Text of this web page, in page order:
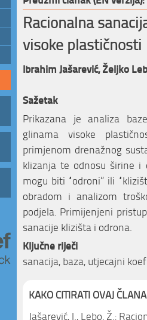
Racionalna
visoke plastičnosti
Ibrahim Jašarević,Željko
Sažetak
Prikazana je analiza
glinama visoke
primjenom drenažnog
klizanja te odnosu širine i
mogu biti “odroni” ili
obradom i analizom
podjela. Primijenjeni
sanacije klizišta i odrona.
Ključne riječi
sanacija, baza, utjecajni
KAKO CITIRATI OVAJ
Jašarević, I., Lebo, Ž.: